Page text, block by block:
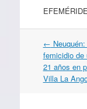
Navegación
por
artículos
←
femicidio de
21 años en
Villa La